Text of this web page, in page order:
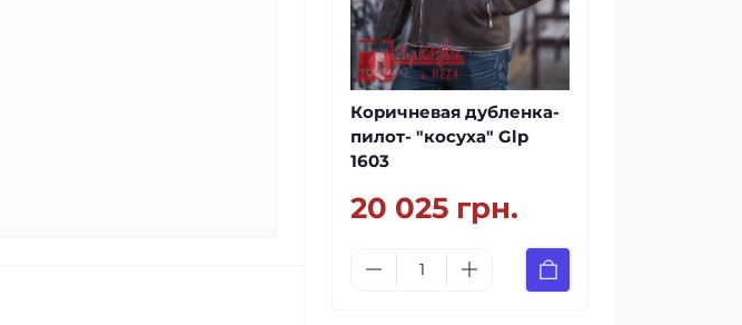
Коричневая дубленка-
пилот- "косуха" Glp
1603
20 025 грн.